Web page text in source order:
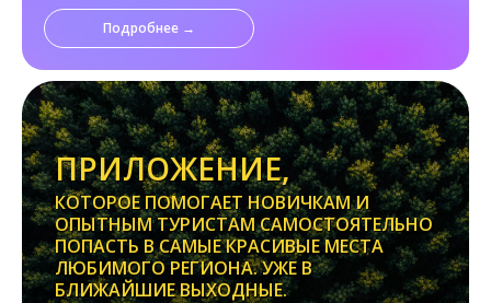
Подробнее →
ПРИЛОЖЕНИЕ,
КОТОРОЕ ПОМОГАЕТ НОВИЧКАМ И
ОПЫТНЫМ ТУРИСТАМ САМОСТОЯТЕЛЬНО
ПОПАСТЬ В САМЫЕ КРАСИВЫЕ МЕСТА
ЛЮБИМОГО РЕГИОНА. УЖЕ В
БЛИЖАЙШИЕ ВЫХОДНЫЕ.